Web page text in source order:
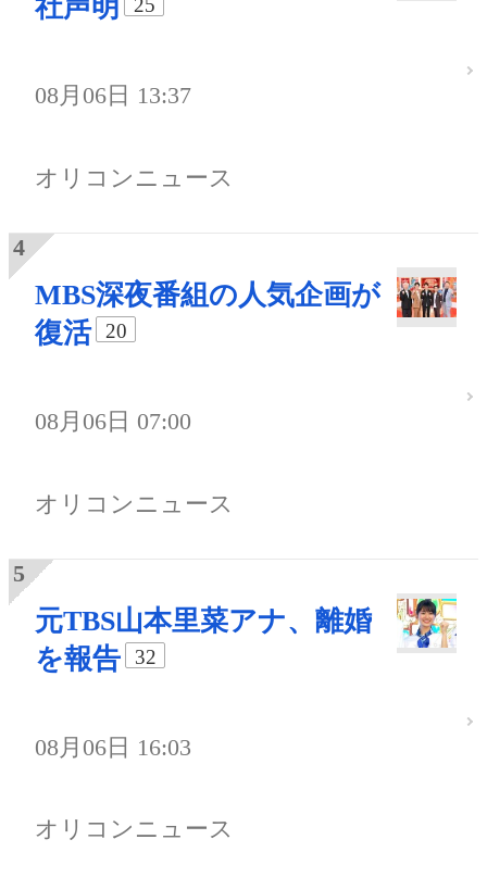
社声明
25
08月06日 13:37
オリコンニュース
MBS深夜番組の人気企画が
復活
20
08月06日 07:00
オリコンニュース
元TBS山本里菜アナ、離婚
を報告
32
08月06日 16:03
オリコンニュース